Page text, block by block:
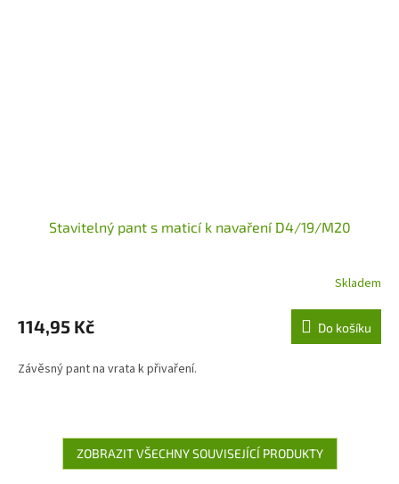
Stavitelný pant s maticí k navaření D4/19/M20
Skladem
114,95 Kč Do košíku
Závěsný pant na vrata k přivaření.
ZOBRAZIT VŠECHNY SOUVISEJÍCÍ PRODUKTY